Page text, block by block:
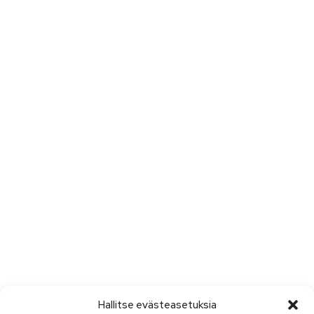
Hallitse evästeasetuksia